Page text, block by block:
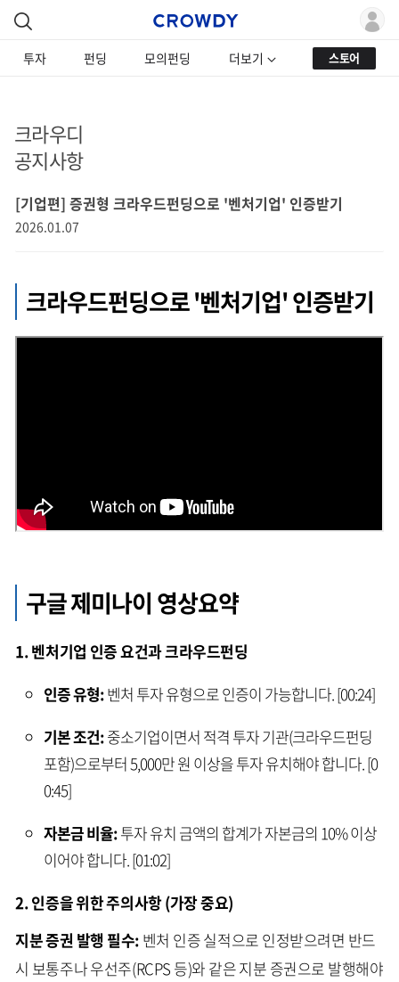
투자 펀딩 모의펀딩 더보기 스토어
크라우디
공지사항
[기업편] 증권형 크라우드펀딩으로 '벤처기업' 인증받기
2026.01.07
크라우드펀딩으로 '벤처기업' 인증받기
구글 제미나이 영상요약
1. 벤처기업 인증 요건과 크라우드펀딩
인증 유형:벤처 투자 유형으로 인증이 가능합니다. [00:24]
기본 조건:중소기업이면서 적격 투자 기관(크라우드펀딩
포함)으로부터 5,000만 원 이상을 투자 유치해야 합니다. [0
0:45]
자본금 비율:투자 유치 금액의 합계가 자본금의 10% 이상
이어야 합니다. [01:02]
2. 인증을 위한 주의사항 (가장 중요)
지분 증권 발행 필수: 벤처 인증 실적으로 인정받으려면 반드
시 보통주나 우선주(RCPS 등)와 같은 지분 증권으로 발행해야